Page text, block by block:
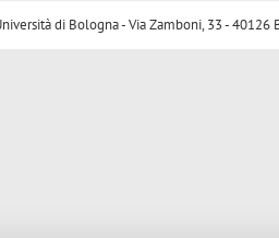
di Bologna - Via Zamboni, 33 -